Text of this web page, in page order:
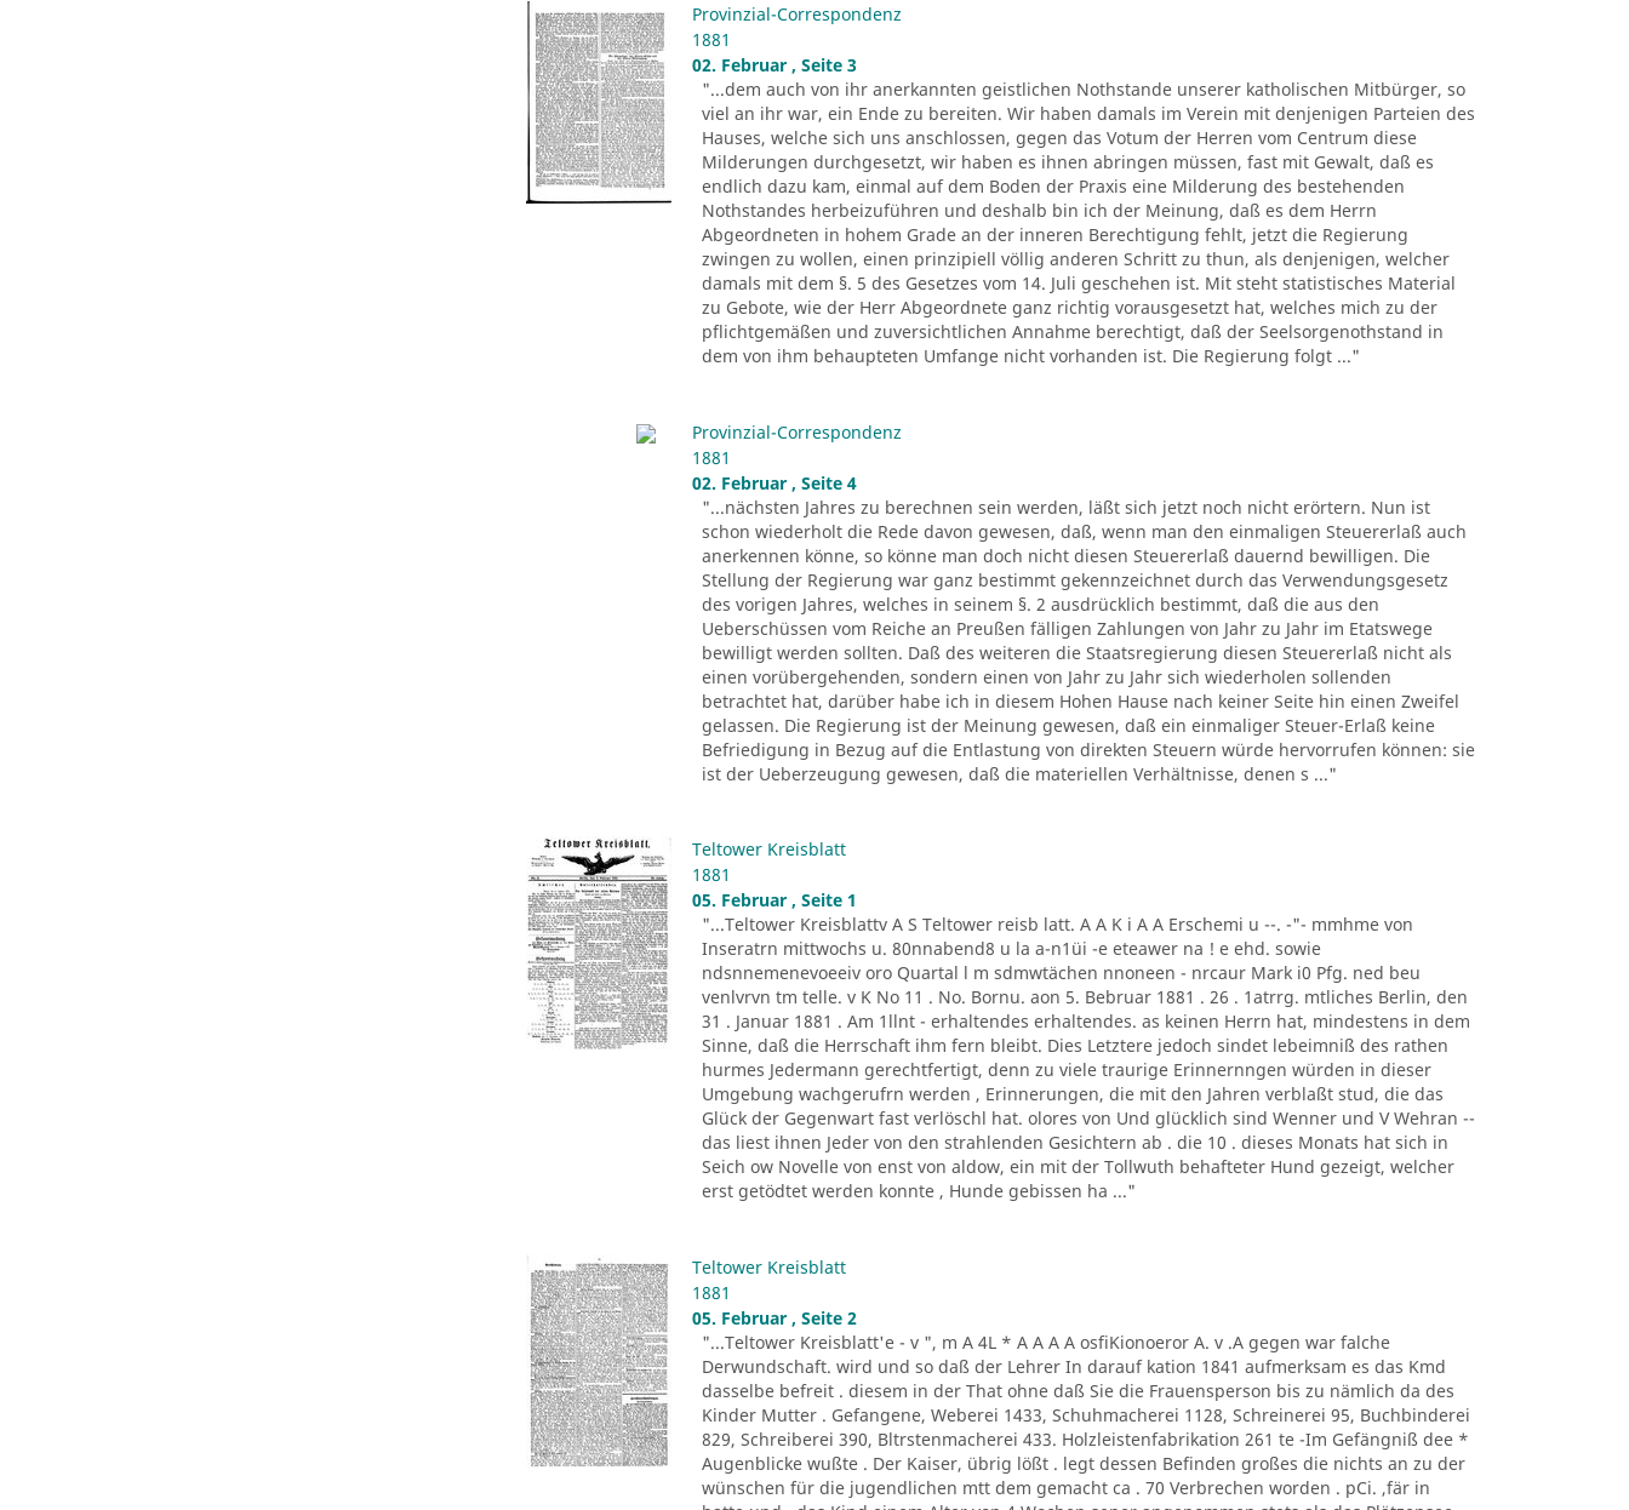
Provinzial-Correspondenz
1881
02. Februar , Seite 3
"...dem auch von ihr anerkannten geistlichen Nothstande unserer katholischen Mitbürger, so
viel an ihr war, ein Ende zu bereiten. Wir haben damals im Verein mit denjenigen Parteien des
Hauses, welche sich uns anschlossen, gegen das Votum der Herren vom Centrum diese
Milderungen durchgesetzt, wir haben es ihnen abringen müssen, fast mit Gewalt, daß es
endlich dazu kam, einmal auf dem Boden der Praxis eine Milderung des bestehenden
Nothstandes herbeizuführen und deshalb bin ich der Meinung, daß es dem Herrn
Abgeordneten in hohem Grade an der inneren Berechtigung fehlt, jetzt die Regierung
zwingen zu wollen, einen prinzipiell völlig anderen Schritt zu thun, als denjenigen, welcher
damals mit dem §. 5 des Gesetzes vom 14. Juli geschehen ist. Mit steht statistisches Material
zu Gebote, wie der Herr Abgeordnete ganz richtig vorausgesetzt hat, welches mich zu der
pflichtgemäßen und zuversichtlichen Annahme berechtigt, daß der Seelsorgenothstand in
dem von ihm behaupteten Umfange nicht vorhanden ist. Die Regierung folgt ..."
Provinzial-Correspondenz
1881
02. Februar , Seite 4
"...nächsten Jahres zu berechnen sein werden, läßt sich jetzt noch nicht erörtern. Nun ist
schon wiederholt die Rede davon gewesen, daß, wenn man den einmaligen Steuererlaß auch
anerkennen könne, so könne man doch nicht diesen Steuererlaß dauernd bewilligen. Die
Stellung der Regierung war ganz bestimmt gekennzeichnet durch das Verwendungsgesetz
des vorigen Jahres, welches in seinem §. 2 ausdrücklich bestimmt, daß die aus den
Ueberschüssen vom Reiche an Preußen fälligen Zahlungen von Jahr zu Jahr im Etatswege
bewilligt werden sollten. Daß des weiteren die Staatsregierung diesen Steuererlaß nicht als
einen vorübergehenden, sondern einen von Jahr zu Jahr sich wiederholen sollenden
betrachtet hat, darüber habe ich in diesem Hohen Hause nach keiner Seite hin einen Zweifel
gelassen. Die Regierung ist der Meinung gewesen, daß ein einmaliger Steuer-Erlaß keine
Befriedigung in Bezug auf die Entlastung von direkten Steuern würde hervorrufen können: sie
ist der Ueberzeugung gewesen, daß die materiellen Verhältnisse, denen s ..."
Teltower Kreisblatt
1881
05. Februar , Seite 1
"...Teltower Kreisblattv A S Teltower reisb latt. A A K i A A Erschemi u --. -"- mmhme von
Inseratrn mittwochs u. 80nnabend8 u la a-n1üi -e eteawer na ! e ehd. sowie
ndsnnemenevoeeiv oro Quartal l m sdmwtächen nnoneen - nrcaur Mark i0 Pfg. ned beu
venlvrvn tm telle. v K No 11 . No. Bornu. aon 5. Bebruar 1881 . 26 . 1atrrg. mtliches Berlin, den
31 . Januar 1881 . Am 1llnt - erhaltendes erhaltendes. as keinen Herrn hat, mindestens in dem
Sinne, daß die Herrschaft ihm fern bleibt. Dies Letztere jedoch sindet lebeimniß des rathen
hurmes Jedermann gerechtfertigt, denn zu viele traurige Erinnernngen würden in dieser
Umgebung wachgerufrn werden , Erinnerungen, die mit den Jahren verblaßt stud, die das
Glück der Gegenwart fast verlöschl hat. olores von Und glücklich sind Wenner und V Wehran --
das liest ihnen Jeder von den strahlenden Gesichtern ab . die 10 . dieses Monats hat sich in
Seich ow Novelle von enst von aldow, ein mit der Tollwuth behafteter Hund gezeigt, welcher
erst getödtet werden konnte , Hunde gebissen ha ..."
Teltower Kreisblatt
1881
05. Februar , Seite 2
"...Teltower Kreisblatt'e - v ", m A 4L * A A A A osfiKionoeror A. v .A gegen war falche
Derwundschaft. wird und so daß der Lehrer In darauf kation 1841 aufmerksam es das Kmd
dasselbe befreit . diesem in der That ohne daß Sie die Frauensperson bis zu nämlich da des
Kinder Mutter . Gefangene, Weberei 1433, Schuhmacherei 1128, Schreinerei 95, Buchbinderei
829, Schreiberei 390, Bltrstenmacherei 433. Holzleistenfabrikation 261 te -Im Gefängniß dee *
Augenblicke wußte . Der Kaiser, übrig lößt . legt dessen Befinden großes die nichts an zu der
wünschen für die jugendlichen mtt dem gemacht ca . 70 Verbrechen worden . pCi. ,fär in